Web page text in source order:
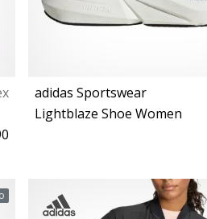
adidas Sportswear
Lightblaze Shoe Women
36 37⅓